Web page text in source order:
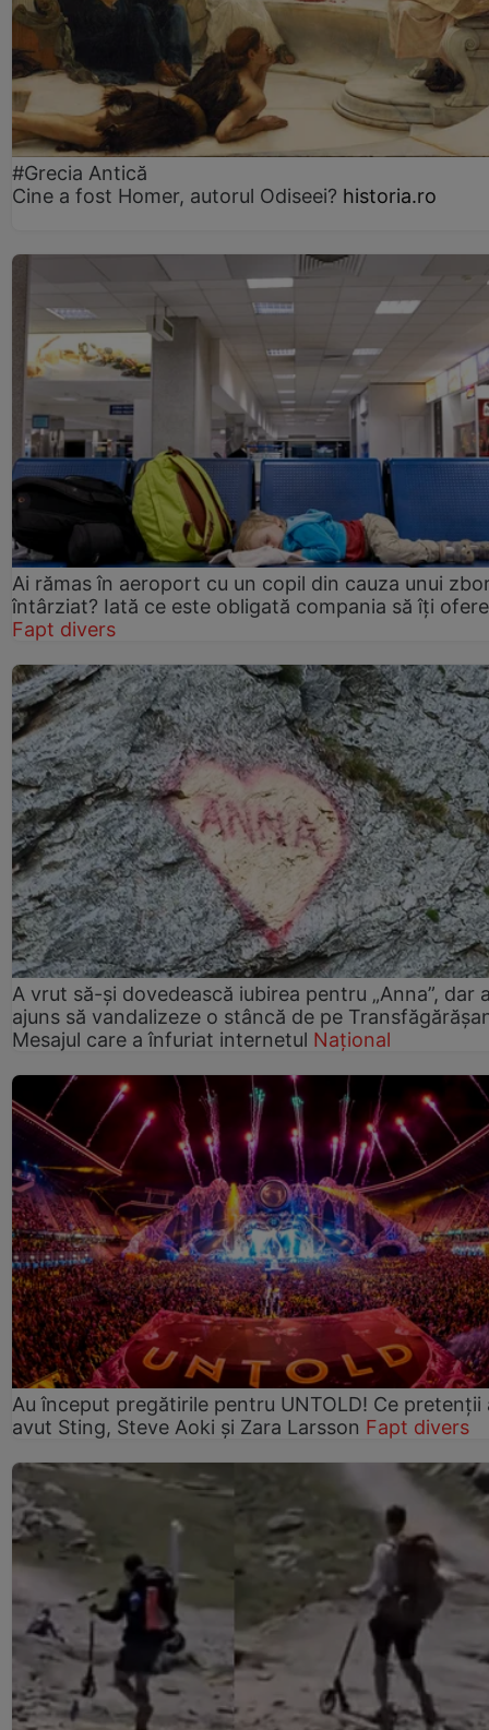
#Grecia Antică
Cine a fost Homer, autorul Odiseei? historia.ro
Ai rămas în aeroport cu un copil din cauza unui
întârziat? Iată ce este obligată compania să îți ofere
Fapt divers
A vrut să-și dovedească iubirea pentru „Anna”, dar
ajuns să vandalizeze o stâncă de pe
Mesajul care a înfuriat internetul Național
Au început pregătirile pentru UNTOLD! Ce pretenții
avut Sting, Steve Aoki și Zara Larsson Fapt divers